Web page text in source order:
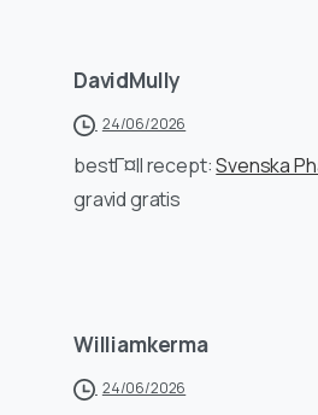
DavidMully
24/06/2026
bestГ¤ll recept:Svenska
gravid gratis
Williamkerma
24/06/2026